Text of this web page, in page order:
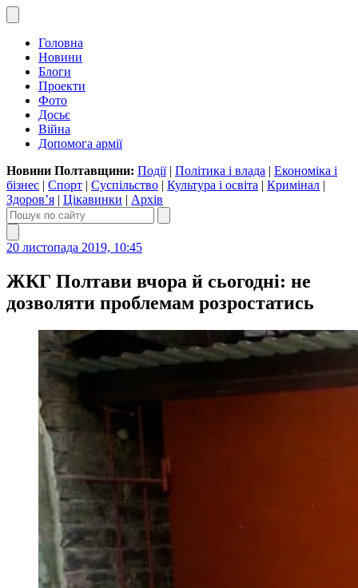
Головна
Новини
Блоги
Проекти
Фото
Досьє
Війна
Допомога армії
Новини Полтавщини: Події| Політика і влада | Економіка і
бізнес | Спорт | Суспільство | Культура і освіта | Кримінал |
Здоров’я | Цікавинки | Архів
20 листопада 2019, 10:45
ЖКГ Полтави вчора й сьогодні: не
дозволяти проблемам розростатись